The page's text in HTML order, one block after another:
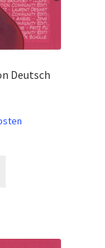
Deutsch